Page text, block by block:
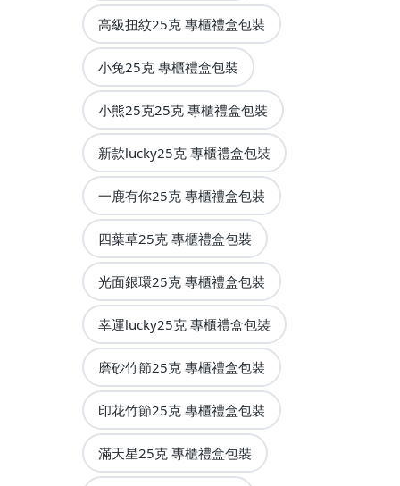
高級扭紋25克 專櫃禮盒包裝
小兔25克 專櫃禮盒包裝
小熊25克25克 專櫃禮盒包裝
新款lucky25克 專櫃禮盒包裝
一鹿有你25克 專櫃禮盒包裝
四葉草25克 專櫃禮盒包裝
光面銀環25克 專櫃禮盒包裝
幸運lucky25克 專櫃禮盒包裝
磨砂竹節25克 專櫃禮盒包裝
印花竹節25克 專櫃禮盒包裝
滿天星25克 專櫃禮盒包裝